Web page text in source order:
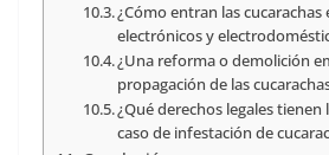
¿Cómo entran las cucarachas
electrónicos y
¿Una reforma o demolición
propagación de las
¿Qué derechos legales
caso de infestación de